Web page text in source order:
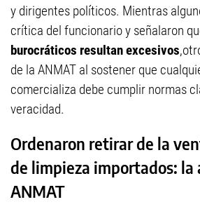
y dirigentes políticos. Mientras
crítica del funcionario y señalaron
burocráticos resultan excesivos
de la ANMAT al sostener que
comercializa debe cumplir normas
veracidad.
Ordenaron retirar de la
de limpieza importados: la
ANMAT